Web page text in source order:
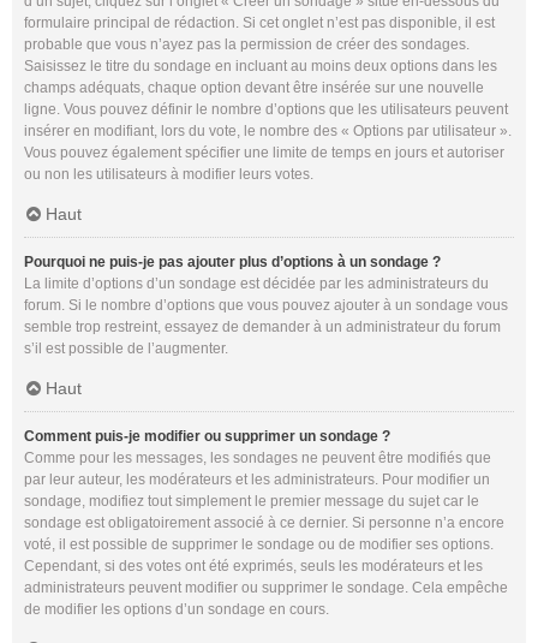
formulaire principal de rédaction. Si cet onglet n’est pas disponible, il est
probable que vous n’ayez pas la permission de créer des sondages.
Saisissez le titre du sondage en incluant au moins deux options dans les
champs adéquats, chaque option devant être insérée sur une nouvelle
ligne. Vous pouvez définir le nombre d’options que les utilisateurs peuvent
insérer en modifiant, lors du vote, le nombre des « Options par utilisateur ».
Vous pouvez également spécifier une limite de temps en jours et autoriser
ou non les utilisateurs à modifier leurs votes.
Haut
Pourquoi ne puis-je pas ajouter plus d’options à un sondage ?
La limite d’options d’un sondage est décidée par les administrateurs du
forum. Si le nombre d’options que vous pouvez ajouter à un sondage vous
semble trop restreint, essayez de demander à un administrateur du forum
s’il est possible de l’augmenter.
Haut
Comment puis-je modifier ou supprimer un sondage ?
Comme pour les messages, les sondages ne peuvent être modifiés que
par leur auteur, les modérateurs et les administrateurs. Pour modifier un
sondage, modifiez tout simplement le premier message du sujet car le
sondage est obligatoirement associé à ce dernier. Si personne n’a encore
voté, il est possible de supprimer le sondage ou de modifier ses options.
Cependant, si des votes ont été exprimés, seuls les modérateurs et les
administrateurs peuvent modifier ou supprimer le sondage. Cela empêche
de modifier les options d’un sondage en cours.